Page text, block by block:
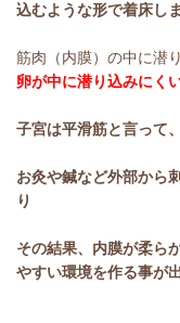
込むような形で着床しま
筋肉（内膜）の中に潜
卵が中に潜り込みにく
子宮は平滑筋と言って
お灸や鍼など外部から
り
その結果、内膜が柔ら
やすい環境を作る事が